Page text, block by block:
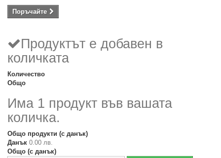
Поръчайте
Продуктът е добавен в
количката
Количество
Общо
Има 1 продукт във вашата
количка.
Общо продукти (с данък)
Данък 0.00 лв.
Общо (с данък)